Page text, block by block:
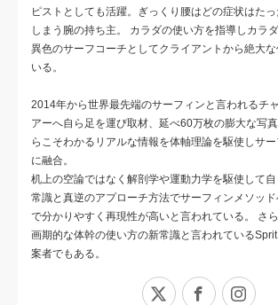
ピストとしても活躍。ぎっくり腰はどの症状はた
しまう腕の持ち主。 カラダの使い方を指導しカラ
異色のサーフコーチとしてクライアントから絶大
いる。
2014年から世界最先端のサーフィンと言われるチ
アーへ自ら足を運び取材、延べ60万枚の膨大な写
らこそわかるリアルな情報を体軸理論を駆使しサ
に融合。
机上の空論ではなく解剖学や運動力学を駆使して
常識と真逆のアプローチ方法でサーフィンメソッ
で分かりやすく再現性が高いと言われている。 さ
画期的な体幹の使い方の新常識と言われている
案者でもある。
Facebook